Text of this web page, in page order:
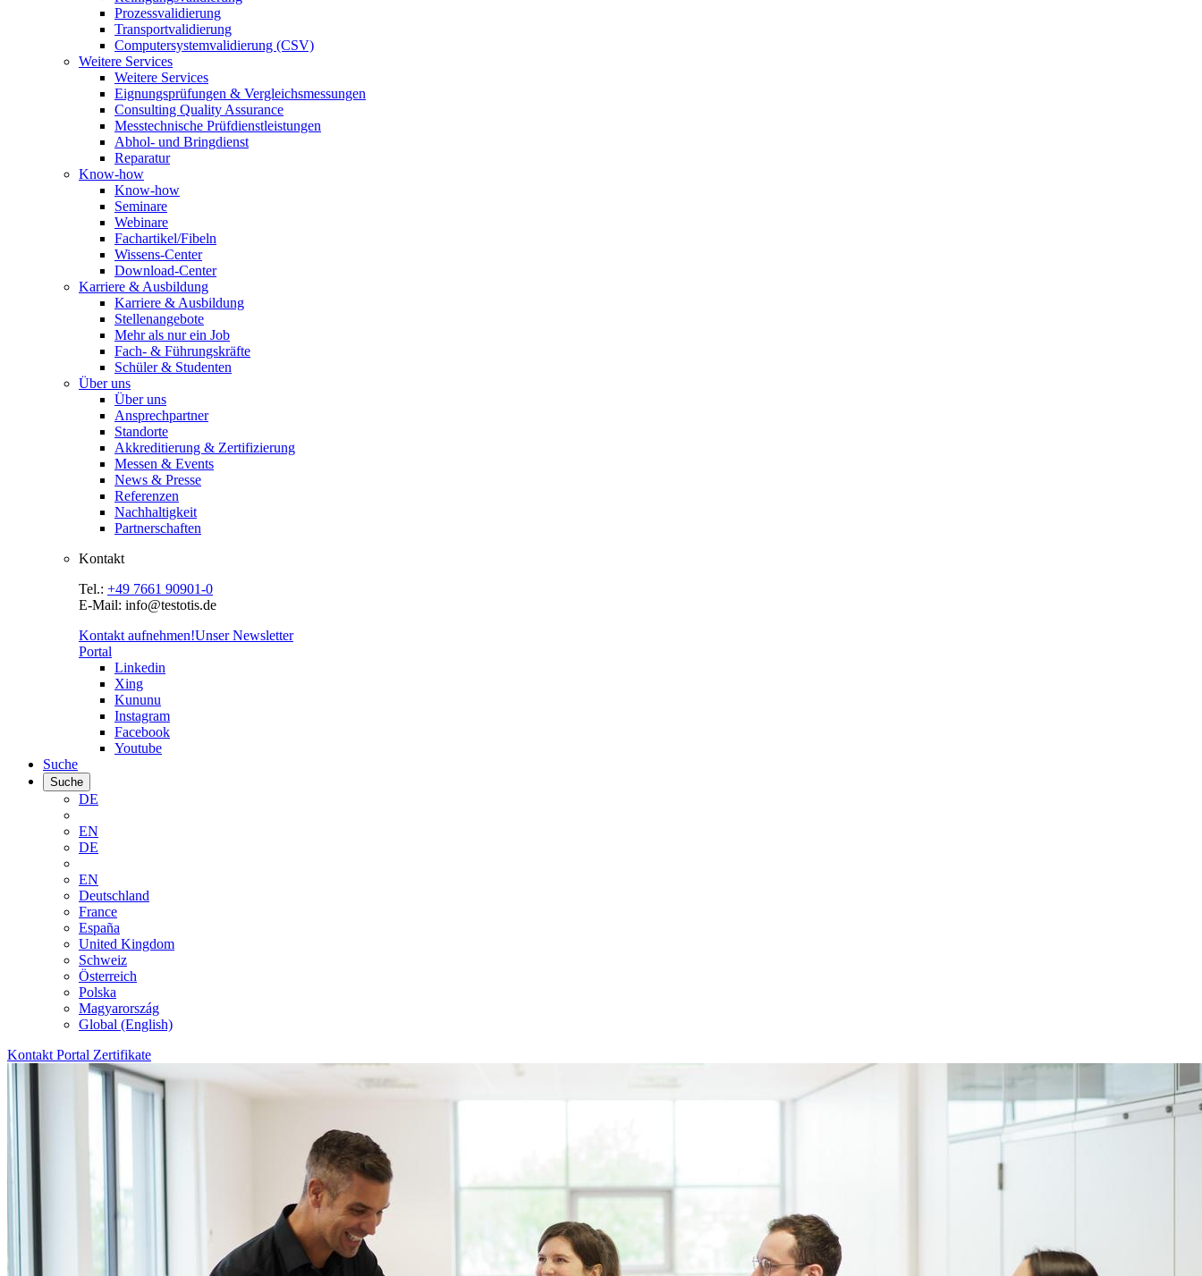
Prozessvalidierung
Transportvalidierung
Computersystemvalidierung (CSV)
Weitere Services
Weitere Services
Eignungsprüfungen & Vergleichsmessungen
Consulting Quality Assurance
Messtechnische Prüfdienstleistungen
Abhol- und Bringdienst
Reparatur
Know-how
Know-how
Seminare
Webinare
Fachartikel/Fibeln
Wissens-Center
Download-Center
Karriere & Ausbildung
Karriere & Ausbildung
Stellenangebote
Mehr als nur ein Job
Fach- & Führungskräfte
Schüler & Studenten
Über uns
Über uns
Ansprechpartner
Standorte
Akkreditierung & Zertifizierung
Messen & Events
News & Presse
Referenzen
Nachhaltigkeit
Partnerschaften
Kontakt
Tel.: +49 7661 90901-0
E-Mail: info@testotis.de
Kontakt aufnehmen!Unser Newsletter
Portal
Linkedin
Xing
Kununu
Instagram
Facebook
Youtube
Suche
Suche
DE
EN
DE
EN
Deutschland
France
España
United Kingdom
Schweiz
Österreich
Polska
Magyarország
Global (English)
Kontakt Portal Zertifikate